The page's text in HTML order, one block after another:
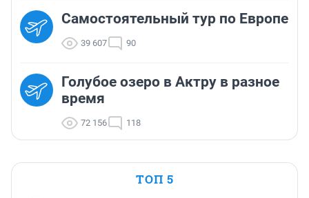
Самостоятельный тур по Европе
39 607 90
Голубое озеро в Актру в разное
время
72 156 118
ТОП 5